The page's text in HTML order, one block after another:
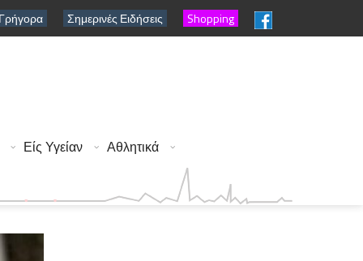
Σημερινές Ειδήσεις Shopping
Είς Υγείαν Αθλητικά